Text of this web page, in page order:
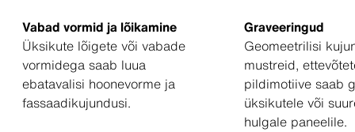
Vabad vormid ja lõikamine
Üksikute lõigete või vabade
vormidega saab luua
ebatavalisi hoonevorme ja
fassaadikujundusi.
Graveeringud
Geomeetrilisi
mustreid,
pildimotiive saab
üksikutele või
hulgale paneelile.